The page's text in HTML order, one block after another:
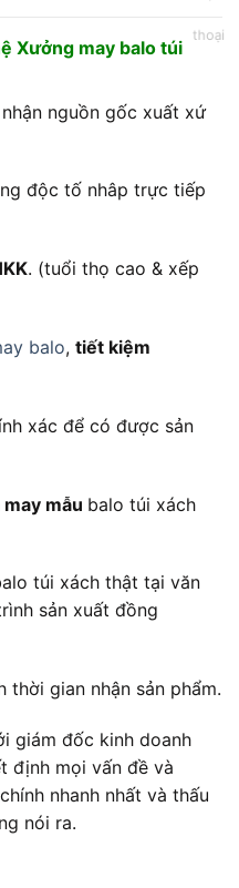
Xưởng may balo túi
nguồn gốc xuất xứ
độc tố nhâp trực tiếp
. (tuổi thọ cao & xếp
balo, tiết kiệm
xác để có được sản
mẫu balo túi xách
túi xách thật tại văn
sản xuất đồng
thời gian nhận sản phẩm.
giám đốc kinh doanh
định mọi vấn đề và
nhanh nhất và thấu
nói ra.